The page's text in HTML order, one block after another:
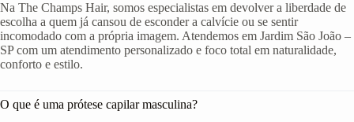
Na The Champs Hair, somos especialistas em devolver a liberdade de
escolha a quem já cansou de esconder a calvície ou se sentir
incomodado com a própria imagem. Atendemos em Jardim São João –
SP com um atendimento personalizado e foco total em naturalidade,
conforto e estilo.
O que é uma prótese capilar masculina?